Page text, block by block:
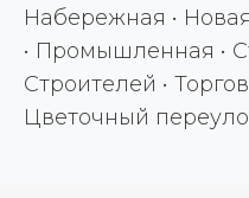
Набережная •
• Промышленная •
Строителей •
Цветочный